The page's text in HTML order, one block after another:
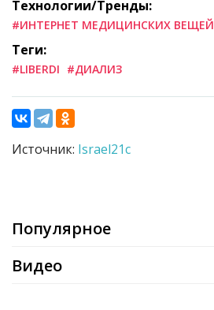
Технологии/Тренды:
#ИНТЕРНЕТ МЕДИЦИНСКИХ ВЕЩЕЙ
Теги:
#LIBERDI #ДИАЛИЗ
Источник: Israel21c
Популярное
Видео